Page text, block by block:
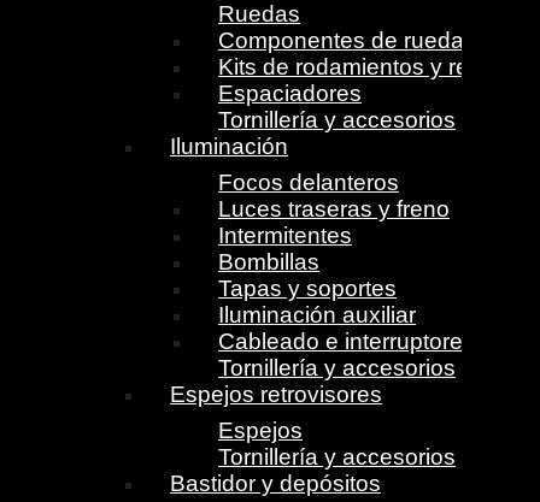
Ruedas
Componentes de ruedas
Kits de rodamientos y retenes
Espaciadores
Tornillería y accesorios
Iluminación
Focos delanteros
Luces traseras y freno
Intermitentes
Bombillas
Tapas y soportes
Iluminación auxiliar
Cableado e interruptores
Tornillería y accesorios
Espejos retrovisores
Espejos
Tornillería y accesorios
Bastidor y depósitos